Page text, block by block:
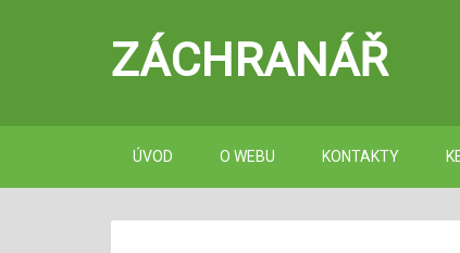
ZÁCHRANÁŘ
ÚVOD O WEBU KONTAKTY